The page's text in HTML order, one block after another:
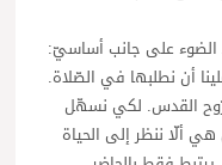
الضوء على جانب أساسيّ:
أن نطلبها في الصّلاة.
القدس. لكي نسهّل
ألّا ننظر إلى الحياة